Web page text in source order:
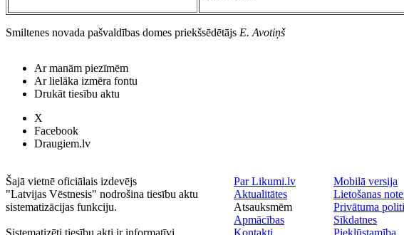
Smiltenes novada pašvaldības domes priekšsēdētājs E. Avotiņš
Ar manām piezīmēm
Ar lielāka izmēra fontu
Drukāt tiesību aktu
X
Facebook
Draugiem.lv
Šajā vietnē oficiālais izdevējs
"Latvijas Vēstnesis" nodrošina tiesību aktu
sistematizācijas funkciju.
Sistematizēti tiesību akti ir informatīvi.
Par Likumi.lv
Aktualitātes
Atsauksmēm
Apmācības
Kontakti
Mobilā versija
Lietošanas
Privātuma
Sīkdatnes
Piekļūstamība